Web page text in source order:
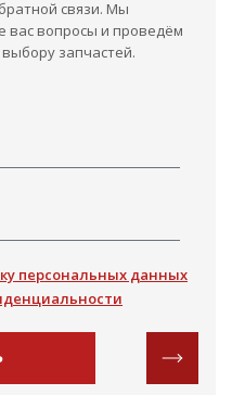
связи. Мы
вас вопросы и проведём
запчастей.
персональных данных